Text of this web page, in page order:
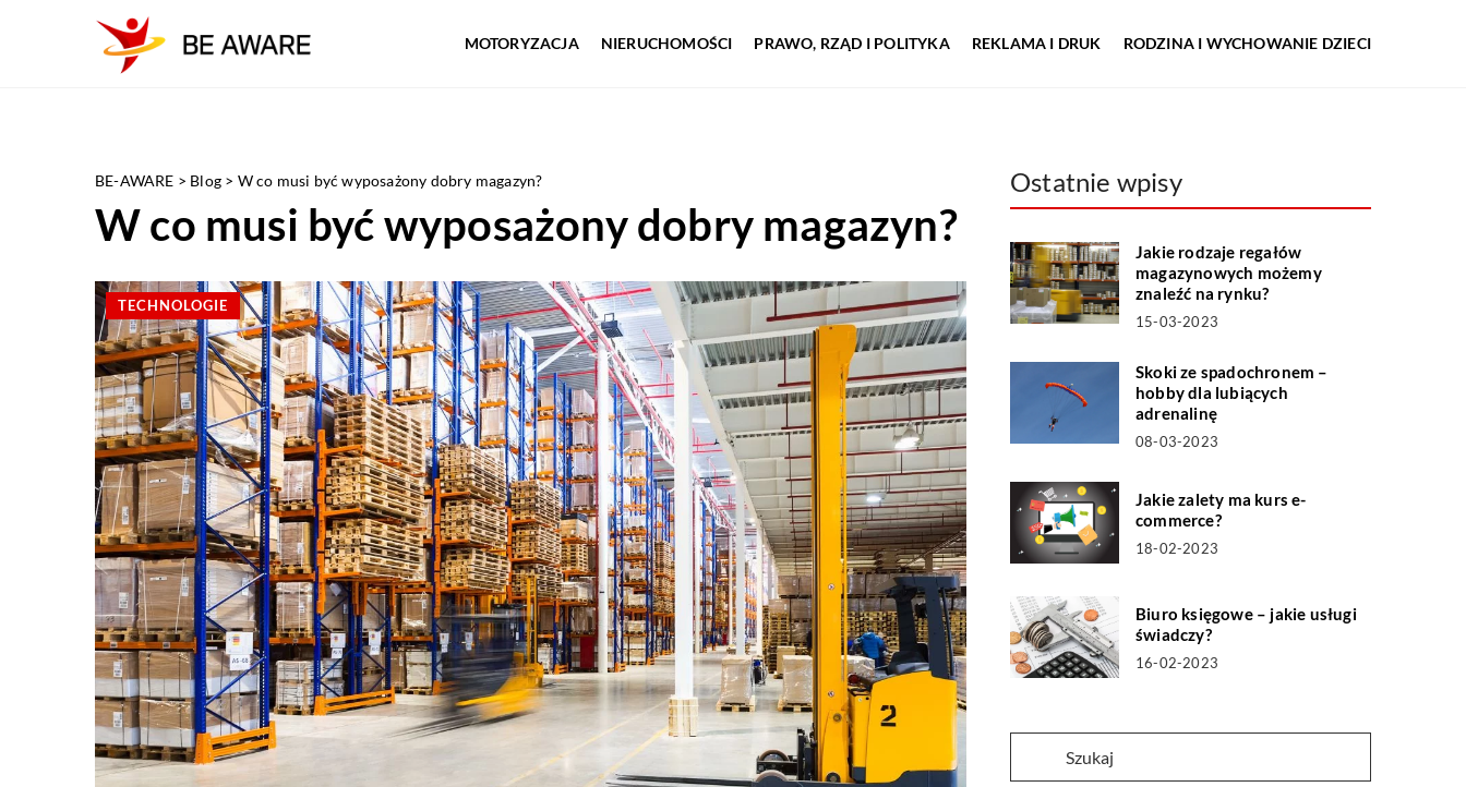
MOTORYZACJA NIERUCHOMOŚCI PRAWO, RZĄD I POLITYKA REKLAMA I DRUK RODZINA I WYCHOWANIE DZIECI
BE-AWARE > Blog > W co musi być wyposażony dobry magazyn?
W co musi być wyposażony dobry magazyn?
TECHNOLOGIE
Ostatnie wpisy
Jakie rodzaje regałów
magazynowych możemy
znaleźć na rynku?
15-03-2023
Skoki ze spadochronem –
hobby dla lubiących
adrenalinę
08-03-2023
Jakie zalety ma kurs e-
commerce?
18-02-2023
Biuro księgowe – jakie usługi
świadczy?
16-02-2023